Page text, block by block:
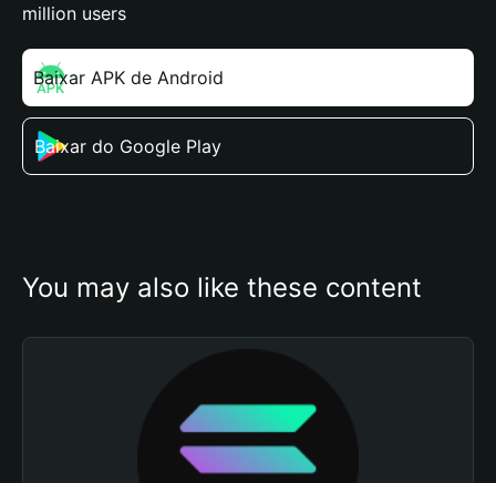
million users
Baixar APK de Android
Baixar do Google Play
You may also like these content